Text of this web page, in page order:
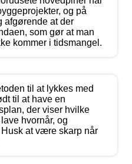
og på
afgørende at der
som gør at man
kommer i tidsmangel.
til at lykkes med
til at have en
der viser hvilke
hvornår, og
at være skarp når